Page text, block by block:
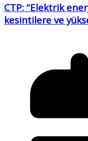
CTP: “Elektrik
kesintilere ve